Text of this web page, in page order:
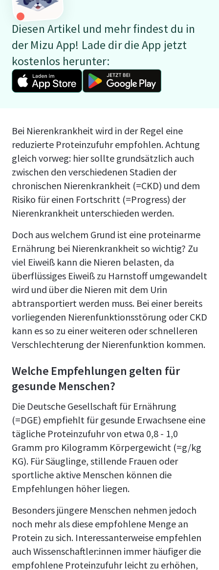
Diesen Artikel und mehr findest du in
der Mizu App! Lade dir die App jetzt
kostenlos herunter:
Bei Nierenkrankheit wird in der Regel eine
reduzierte Proteinzufuhr empfohlen. Achtung
gleich vorweg: hier sollte grundsätzlich auch
zwischen den verschiedenen Stadien der
chronischen Nierenkrankheit (=CKD) und dem
Risiko für einen Fortschritt (=Progress) der
Nierenkrankheit unterschieden werden.
Doch aus welchem Grund ist eine proteinarme
Ernährung bei Nierenkrankheit so wichtig? Zu
viel Eiweiß kann die Nieren belasten, da
überflüssiges Eiweiß zu Harnstoff umgewandelt
wird und über die Nieren mit dem Urin
abtransportiert werden muss. Bei einer bereits
vorliegenden Nierenfunktionsstörung oder CKD
kann es so zu einer weiteren oder schnelleren
Verschlechterung der Nierenfunktion kommen.
Welche Empfehlungen gelten für
gesunde Menschen?
Die Deutsche Gesellschaft für Ernährung
(=DGE) empfiehlt für gesunde Erwachsene eine
tägliche Proteinzufuhr von etwa 0,8 - 1,0
Gramm pro Kilogramm Körpergewicht (=g/kg
KG). Für Säuglinge, stillende Frauen oder
sportliche aktive Menschen können die
Empfehlungen höher liegen.
Besonders jüngere Menschen nehmen jedoch
noch mehr als diese empfohlene Menge an
Protein zu sich. Interessanterweise empfehlen
auch Wissenschaftler:innen immer häufiger die
empfohlene Proteinzufuhr leicht zu erhöhen,